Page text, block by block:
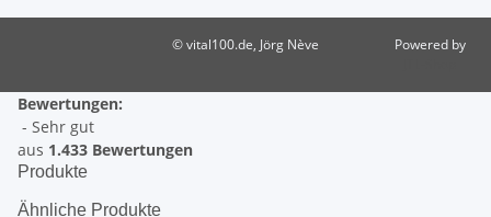
© vital100.de, Jörg Nève
Powered by
Bewertungen:
- Sehr gut
aus 1.433 Bewertungen
Produkte
Ähnliche Produkte